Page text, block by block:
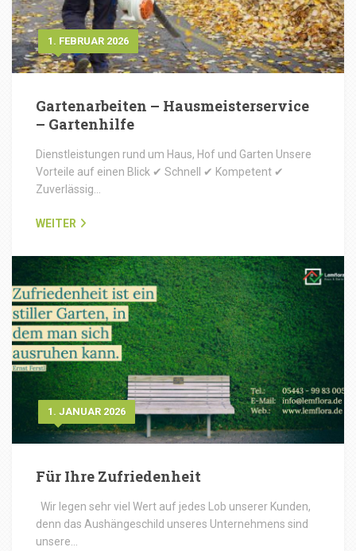
1. FEBRUAR 2026
Gartenarbeiten – Hausmeisterservice
– Gartenhilfe
Dienstleistungen rund um Haus, Hof und Garten Unsere
Vorteile auf einen Blick ✔ Schnell ✔ Kompetent ✔
Zuverlässig…
WEITER
1. JANUAR 2026
Für Ihre Zufriedenheit
Wir legen sehr viel Wert auf jedes Lob unserer Kunden,
denn das Aushängeschild unseres Unternehmens sind
unsere…